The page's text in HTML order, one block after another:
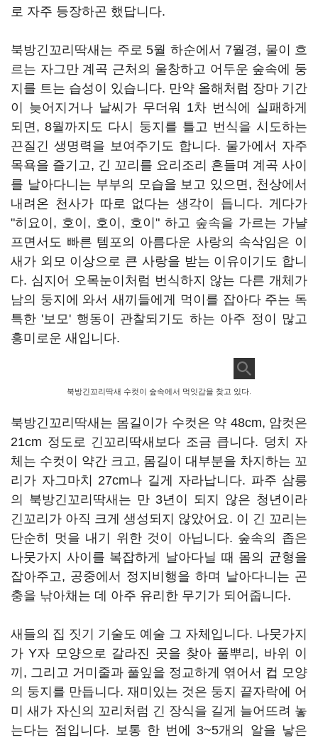
로 자주 등장하곤 했답니다.
북방긴꼬리딱새는 주로 5월 하순에서 7월경, 물이 흐
르는 자그만 계곡 근처의 울창하고 어두운 숲속에 둥
지를 트는 습성이 있습니다. 만약 올해처럼 장마 기간
이 늦어지거나 날씨가 무더워 1차 번식에 실패하게
되면, 8월까지도 다시 둥지를 틀고 번식을 시도하는
끈질긴 생명력을 보여주기도 합니다. 물가에서 자주
목욕을 즐기고, 긴 꼬리를 요리조리 흔들며 계곡 사이
를 날아다니는 부부의 모습을 보고 있으면, 천상에서
내려온 천사가 따로 없다는 생각이 듭니다. 게다가
"히요이, 호이, 호이, 호이" 하고 숲속을 가르는 가냘
프면서도 빠른 템포의 아름다운 사랑의 속삭임은 이
새가 외모 이상으로 큰 사랑을 받는 이유이기도 합니
다. 심지어 오목눈이처럼 번식하지 않는 다른 개체가
남의 둥지에 와서 새끼들에게 먹이를 잡아다 주는 독
특한 '보모' 행동이 관찰되기도 하는 아주 정이 많고
흥미로운 새입니다.
북방긴꼬리딱새 수컷이 숲속에서 먹잇감을 찾고 있다.
북방긴꼬리딱새는 몸길이가 수컷은 약 48cm, 암컷은
21cm 정도로 긴꼬리딱새보다 조금 큽니다. 덩치 자
체는 수컷이 약간 크고, 몸길이 대부분을 차지하는 꼬
리가 자그마치 27cm나 길게 자라납니다. 파주 삼릉
의 북방긴꼬리딱새는 만 3년이 되지 않은 청년이라
긴꼬리가 아직 크게 생성되지 않았어요. 이 긴 꼬리는
단순히 멋을 내기 위한 것이 아닙니다. 숲속의 좁은
나뭇가지 사이를 복잡하게 날아다닐 때 몸의 균형을
잡아주고, 공중에서 정지비행을 하며 날아다니는 곤
충을 낚아채는 데 아주 유리한 무기가 되어줍니다.
새들의 집 짓기 기술도 예술 그 자체입니다. 나뭇가지
가 Y자 모양으로 갈라진 곳을 찾아 풀뿌리, 바위 이
끼, 그리고 거미줄과 풀잎을 정교하게 엮어서 컵 모양
의 둥지를 만듭니다. 재미있는 것은 둥지 끝자락에 어
미 새가 자신의 꼬리처럼 긴 장식을 길게 늘어뜨려 놓
는다는 점입니다. 보통 한 번에 3~5개의 알을 낳은